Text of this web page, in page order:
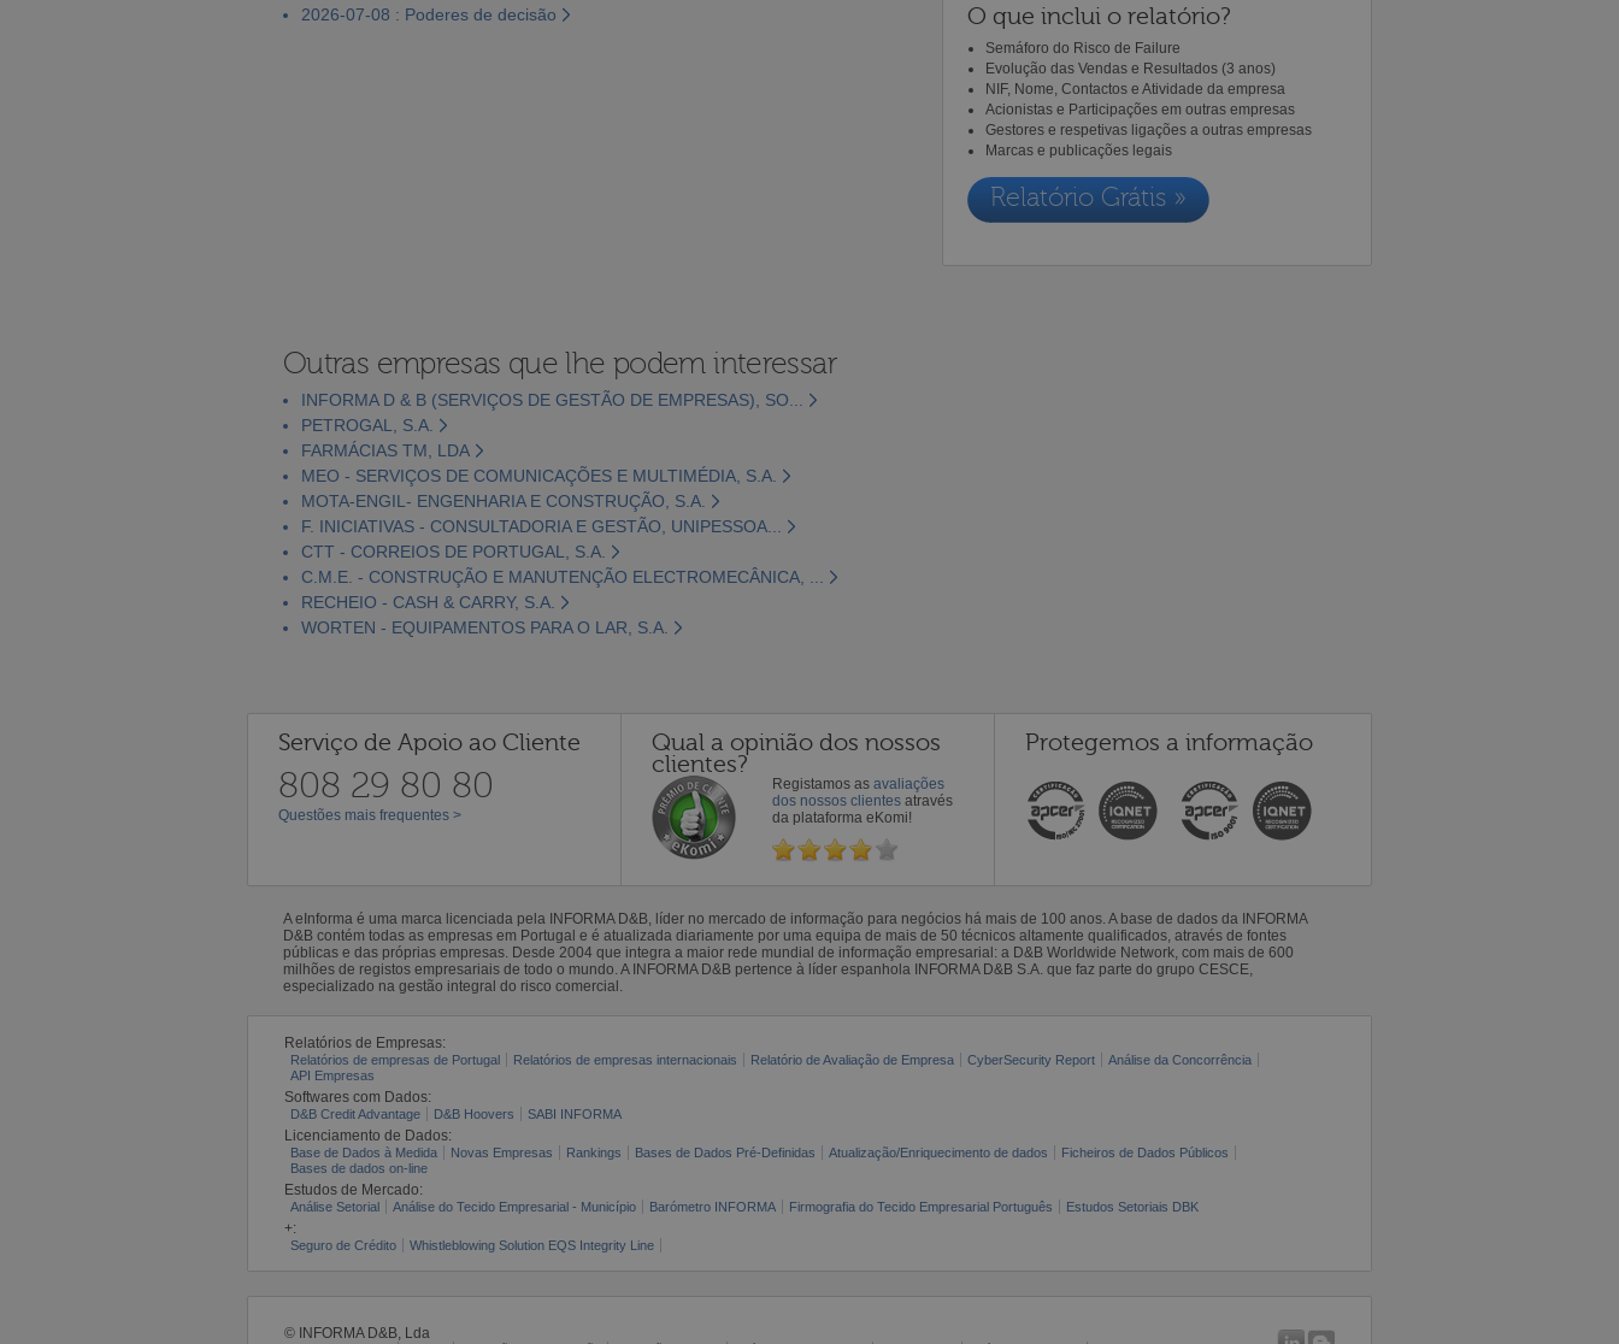
2026-07-08 : Poderes de decisão
O que inclui o relatório?
Semáforo do Risco de Failure
Evolução das Vendas e Resultados (3 anos)
NIF, Nome, Contactos e Atividade da empresa
Acionistas e Participações em outras empresas
Gestores e respetivas ligações a outras empresas
Marcas e publicações legais
Relatório Grátis »
Outras empresas que lhe podem interessar
INFORMA D & B (SERVIÇOS DE GESTÃO DE EMPRESAS), SO...
PETROGAL, S.A.
FARMÁCIAS TM, LDA
MEO - SERVIÇOS DE COMUNICAÇÕES E MULTIMÉDIA, S.A.
MOTA-ENGIL- ENGENHARIA E CONSTRUÇÃO, S.A.
F. INICIATIVAS - CONSULTADORIA E GESTÃO, UNIPESSOA...
CTT - CORREIOS DE PORTUGAL, S.A.
C.M.E. - CONSTRUÇÃO E MANUTENÇÃO ELECTROMECÂNICA, ...
RECHEIO - CASH & CARRY, S.A.
WORTEN - EQUIPAMENTOS PARA O LAR, S.A.
Serviço de Apoio ao Cliente
808 29 80 80
Questões mais frequentes >
Qual a opinião dos nossos
clientes?
Registamos as avaliações
dos nossos clientes através
da plataforma eKomi!
Protegemos a informação
A eInforma é uma marca licenciada pela INFORMA D&B, líder no mercado de informação para negócios há mais de 100 anos. A base de dados da INFORMA
D&B contém todas as empresas em Portugal e é atualizada diariamente por uma equipa de mais de 50 técnicos altamente qualificados, através de fontes
públicas e das próprias empresas. Desde 2004 que integra a maior rede mundial de informação empresarial: a D&B Worldwide Network, com mais de 600
milhões de registos empresariais de todo o mundo. A INFORMA D&B pertence à líder espanhola INFORMA D&B S.A. que faz parte do grupo CESCE,
especializado na gestão integral do risco comercial.
Relatórios de Empresas:
Relatórios de empresas de Portugal Relatórios de empresas internacionais Relatório de Avaliação de Empresa CyberSecurity Report
Análise da Concorrência
API Empresas
Softwares com Dados:
D&B Credit Advantage D&B Hoovers SABI INFORMA
Licenciamento de Dados:
Base de Dados à Medida Novas Empresas Rankings Bases de Dados Pré-Definidas Atualização/Enriquecimento de dados
Ficheiros de Dados Públicos
Bases de dados on-line
Estudos de Mercado:
Análise Setorial Análise do Tecido Empresarial - Município Barómetro INFORMA Firmografia do Tecido Empresarial Português Estudos Setoriais DBK
+:
Seguro de Crédito Whistleblowing Solution EQS Integrity Line
© INFORMA D&B, Lda